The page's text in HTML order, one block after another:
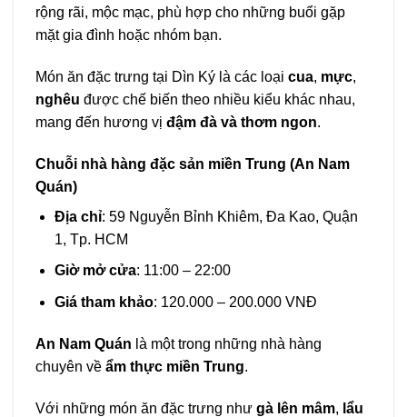
rộng rãi, mộc mạc, phù hợp cho những buổi gặp
mặt gia đình hoặc nhóm bạn.
Món ăn đặc trưng tại Dìn Ký là các loại cua, mực,
nghêu được chế biến theo nhiều kiểu khác nhau,
mang đến hương vị đậm đà và thơm ngon.
Chuỗi nhà hàng đặc sản miền Trung (An Nam
Quán)
Địa chỉ: 59 Nguyễn Bỉnh Khiêm, Đa Kao, Quận
1, Tp. HCM
Giờ mở cửa: 11:00 – 22:00
Giá tham khảo: 120.000 – 200.000 VNĐ
An Nam Quán là một trong những nhà hàng
chuyên về ẩm thực miền Trung.
Với những món ăn đặc trưng như gà lên mâm, lẩu